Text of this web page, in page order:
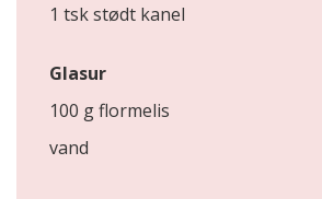
1 tsk stødt kanel
Glasur
100 g flormelis
vand